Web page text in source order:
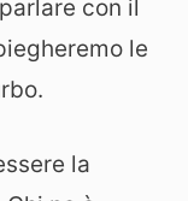
con il
le
la